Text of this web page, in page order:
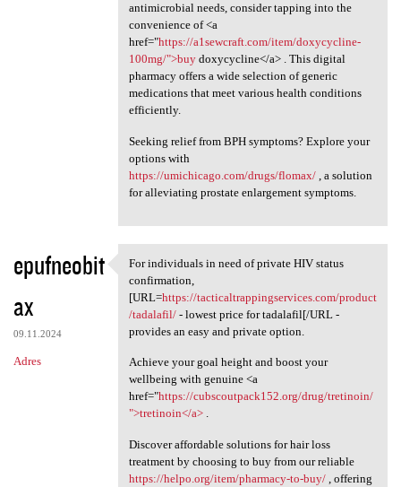
antimicrobial needs, consider tapping into the
convenience of <a
href="https://a1sewcraft.com/item/doxycycline-
100mg/">buydoxycycline</a> . This digital
pharmacy offers a wide selection of generic
medications that meet various health conditions
efficiently.
Seeking relief from BPH symptoms? Explore your
options with
https://umichicago.com/drugs/flomax/, a solution
for alleviating prostate enlargement symptoms.
epufneobit
ax
09.11.2024
Adres
For individuals in need of
For individuals in need of private HIV status
confirmation,
[URL=https://tacticaltrappingservices.com/product
/tadalafil/- lowest price for tadalafil[/URL -
provides an easy and private option.
Achieve your goal height and boost your
wellbeing with genuine <a
href="https://cubscoutpack152.org/drug/tretinoin/
">tretinoin</a>.
Discover affordable solutions for hair loss
treatment by choosing to buy from our reliable
https://helpo.org/item/pharmacy-to-buy/, offering